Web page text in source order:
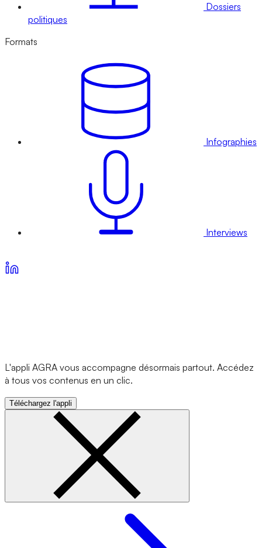
Dossiers
politiques
Formats
Infographies
Interviews
L'appli AGRA vous accompagne désormais partout. Accédez
à tous vos contenus en un clic.
Téléchargez l'appli